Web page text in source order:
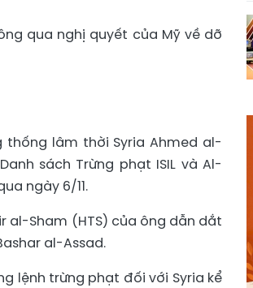
qua nghị quyết của Mỹ về dỡ
thống lâm thời Syria Ahmed al-
sách Trừng phạt ISIL và Al-
ngày 6/11.
al-Sham (HTS) của ông dẫn dắt
al-Assad.
lệnh trừng phạt đối với Syria kể